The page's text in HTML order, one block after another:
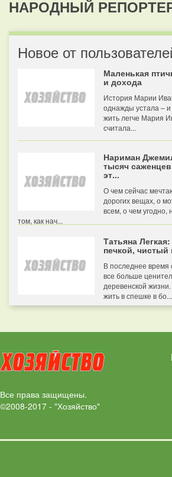
НАРОДНЫЙ
Новое от
Маленькая
и дохода
История Марии
однажды устала –
жить легче Мария
считала...
Нариман
тысяч
эт...
О чем сейчас
дорогих вещах, о
всем, о чем угодно,
том, как нач...
Татьяна
печкой, чистый
В последнее время
все больше
деревенской
жить в спешке в бо...
Все права защищены.
©2008-2017 - "Хозяйство"